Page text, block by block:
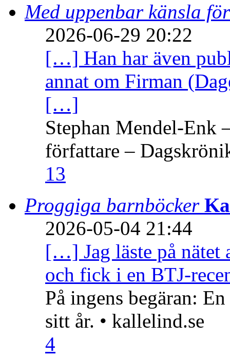
Med uppenbar känsla
2026-06-29 20:22
[…] Han har även
annat om Firman
[…]
Stephan Mendel-Enk
författare –
13
Proggiga barnböcker
2026-05-04 21:44
[…] Jag läste på nätet
och fick i en BTJ-
På ingens begäran:
sitt år. • kallelind.se
4